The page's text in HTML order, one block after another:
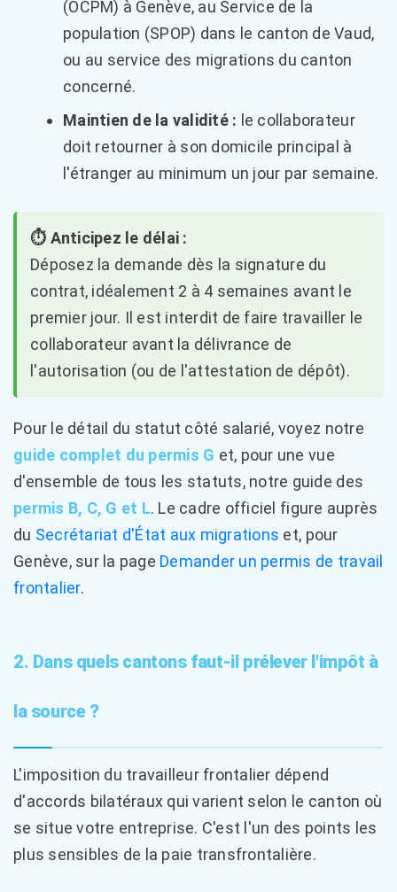
(OCPM) à Genève, au Service de la
population (SPOP) dans le canton de Vaud,
ou au service des migrations du canton
concerné.
Maintien de la validité : le collaborateur
doit retourner à son domicile principal à
l'étranger au minimum un jour par semaine.
⏱️ Anticipez le délai :
Déposez la demande dès la signature du
contrat, idéalement 2 à 4 semaines avant le
premier jour. Il est interdit de faire travailler le
collaborateur avant la délivrance de
l'autorisation (ou de l'attestation de dépôt).
Pour le détail du statut côté salarié, voyez notre
guide complet du permis G et, pour une vue
d'ensemble de tous les statuts, notre guide des
permis B, C, G et L. Le cadre officiel figure auprès
du Secrétariat d'État aux migrations et, pour
Genève, sur la page Demander un permis de travail
frontalier.
2. Dans quels cantons faut-il prélever l'impôt à
la source ?
L'imposition du travailleur frontalier dépend
d'accords bilatéraux qui varient selon le canton où
se situe votre entreprise. C'est l'un des points les
plus sensibles de la paie transfrontalière.